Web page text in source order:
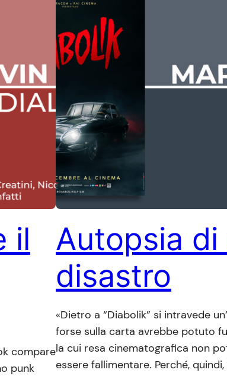
il
compare
punk
Autopsia di
disastro
«Dietro a “Diabolik” si intravede
forse sulla carta avrebbe potuto
la cui resa cinematografica non
essere fallimentare. Perché,